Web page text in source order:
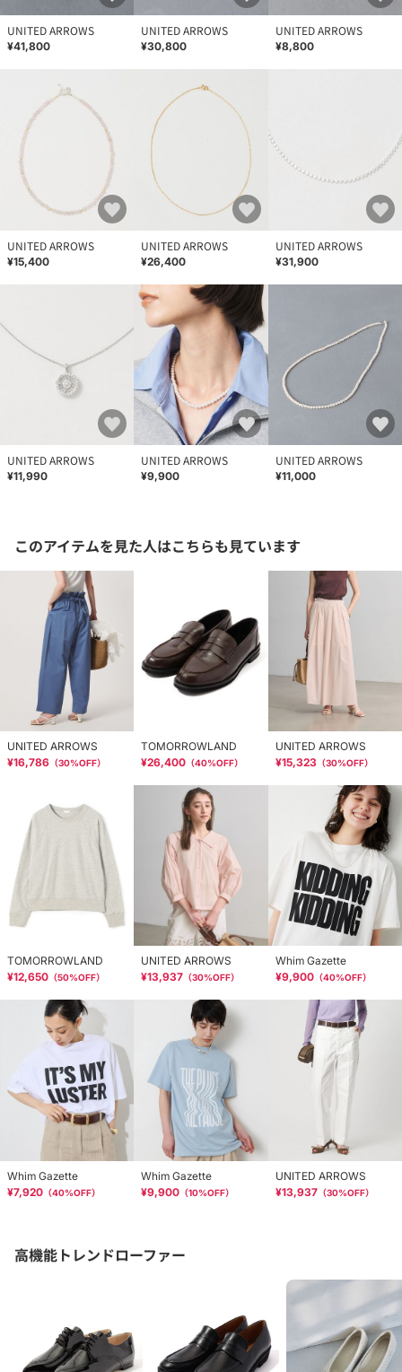
UNITED ARROWS
¥41,800
UNITED ARROWS
¥30,800
UNITED ARROWS
¥8,800
UNITED ARROWS
¥15,400
UNITED ARROWS
¥26,400
UNITED ARROWS
¥31,900
UNITED ARROWS
¥11,990
UNITED ARROWS
¥9,900
UNITED ARROWS
¥11,000